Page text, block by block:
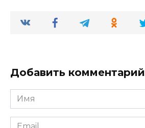
Добавить комментарий
Имя
*
Email